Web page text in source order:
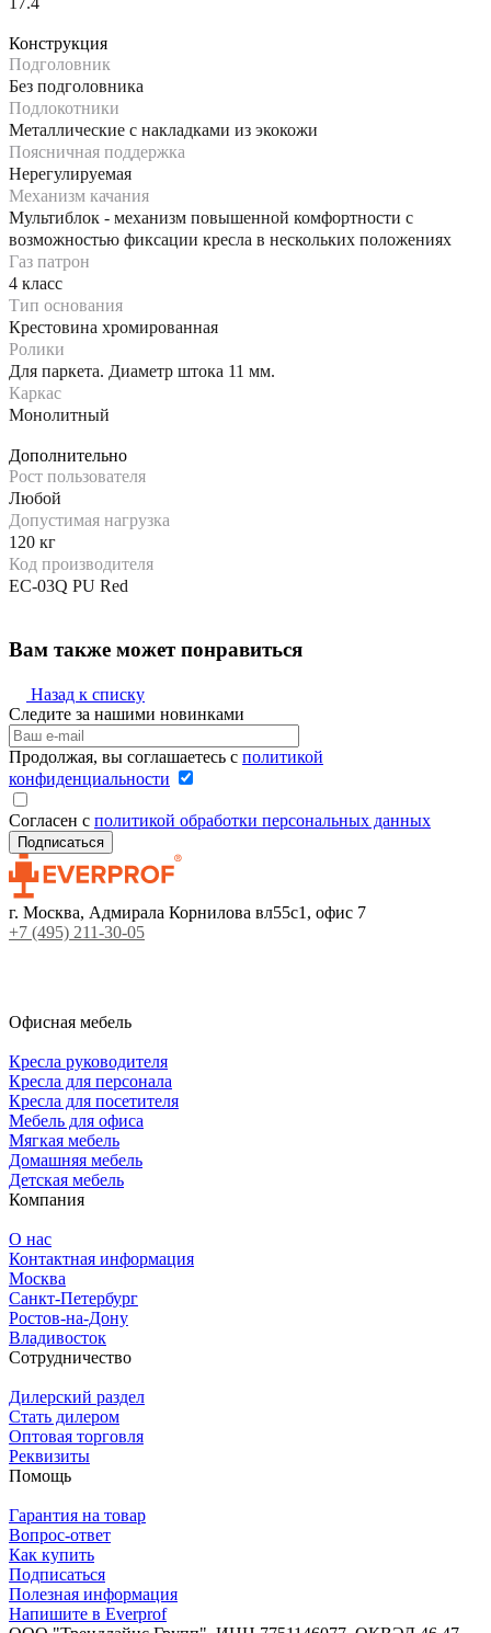
Конструкция
Подголовник
Без подголовника
Подлокотники
Металлические с накладками из экокожи
Поясничная поддержка
Нерегулируемая
Механизм качания
Мультиблок - механизм повышенной комфортности с
возможностью фиксации кресла в нескольких положениях
Газ патрон
4 класс
Тип основания
Крестовина хромированная
Ролики
Для паркета. Диаметр штока 11 мм.
Каркас
Монолитный
Дополнительно
Рост пользователя
Любой
Допустимая нагрузка
120 кг
Код производителя
EC-03Q PU Red
Вам также может понравиться
Назад к списку
Следите за нашими новинками
Продолжая, вы соглашаетесь с политикой
конфиденциальности
Согласен с политикой обработки персональных данных
г. Москва, Адмирала Корнилова вл55с1, офис 7
+7 (495) 211-30-05
Офисная мебель
Кресла руководителя
Кресла для персонала
Кресла для посетителя
Мебель для офиса
Мягкая мебель
Домашняя мебель
Детская мебель
Компания
О нас
Контактная информация
Москва
Санкт-Петербург
Ростов-на-Дону
Владивосток
Сотрудничество
Дилерский раздел
Стать дилером
Оптовая торговля
Реквизиты
Помощь
Гарантия на товар
Вопрос-ответ
Как купить
Подписаться
Полезная информация
Напишите в Everprof